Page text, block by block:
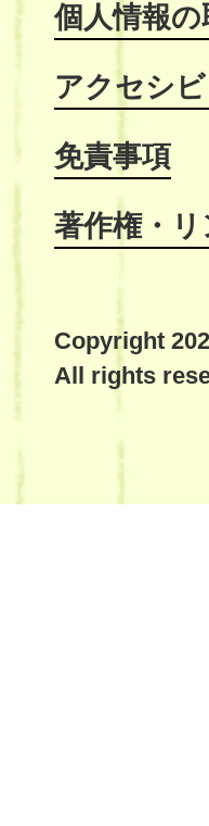
個人情報
アクセシ
免責事項
著作権・リ
Copyright
All rights